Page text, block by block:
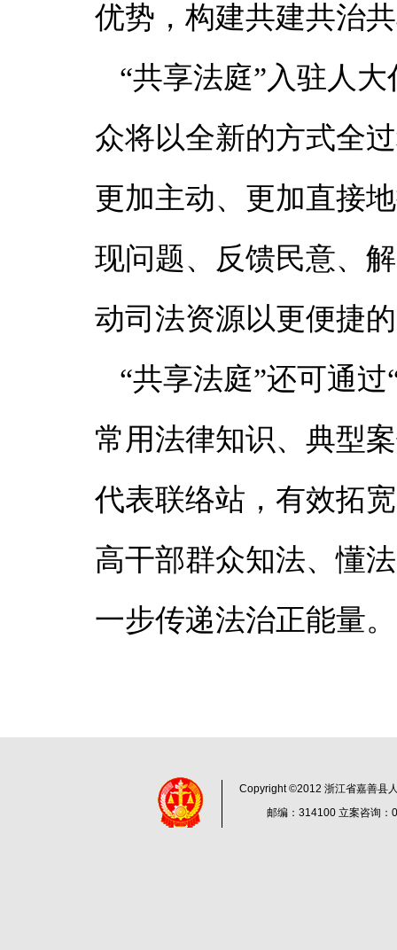
优势，构建共建共治
“共享法庭”入驻人
众将以全新的方式全
更加主动、更加直接
现问题、反馈民意、
动司法资源以更便捷
“共享法庭”还可通
常用法律知识、典型
代表联络站，有效拓
高干部群众知法、懂
一步传递法治正能量。
Copyright ©2012 浙江省嘉善县
邮编：314100 立案咨询